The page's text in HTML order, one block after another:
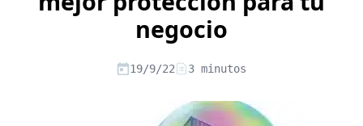
Artículos sobre Convenios Colectivos
Artículos sobre Educación Financiera
Artículos sobre Seguros de Vida Hipoteca
Artículos sobre Seguros de Decesos
Artículos sobre la Jubilación
negocio
19/9/22 3 minutos